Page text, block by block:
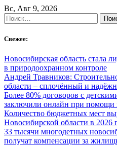
Skip
to
content
Вс, Авг 9, 2026
Найти:
Свежее:
Новосибирская область
в природоохранном контроле
Андрей Травников:
области – сплочённый и
Более 80% договоров с
заключили онлайн при помощи
Количество бюджетных мест
Новосибирской области в 2026
33 тысячи многодетных
получат компенсации за